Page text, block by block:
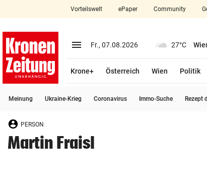
closeSchließen
account_circle Anmelden
arrow_right
bookmark Merkliste
Vorteilswelt ePaper Community
menu Menü aufklappen
Fr., 07.08.2026 27°C
Krone+ Österreich Wien Politik
Meinung Ukraine-Krieg Coronavirus Immo-Suche Rezept
PERSON
Martin Fraisl